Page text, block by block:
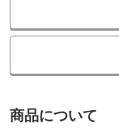
商品について